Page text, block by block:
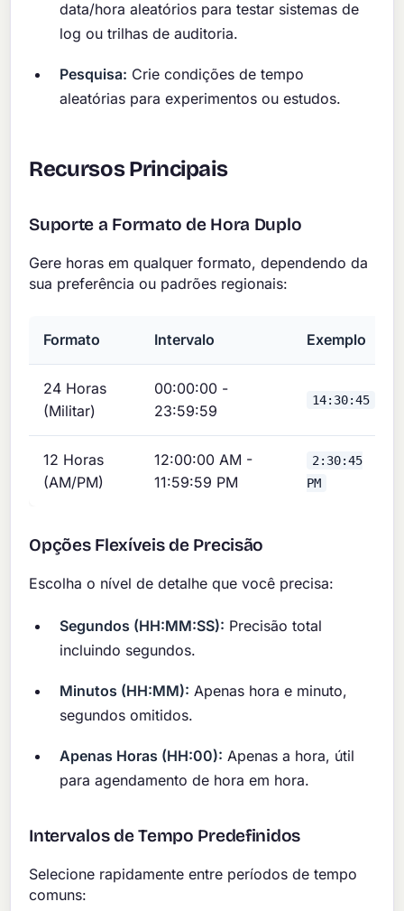
data/hora aleatórios para testar sistemas de
log ou trilhas de auditoria.
Pesquisa: Crie condições de tempo
aleatórias para experimentos ou estudos.
Recursos Principais
Suporte a Formato de Hora Duplo
Gere horas em qualquer formato, dependendo da
sua preferência ou padrões regionais:
Formato Intervalo Exemplo
24 Horas
(Militar)
00:00:00 -
23:59:59
14:30:45
12 Horas
(AM/PM)
12:00:00 AM -
11:59:59 PM
2:30:45
PM
Opções Flexíveis de Precisão
Escolha o nível de detalhe que você precisa:
Segundos (HH:MM:SS): Precisão total
incluindo segundos.
Minutos (HH:MM): Apenas hora e minuto,
segundos omitidos.
Apenas Horas (HH:00): Apenas a hora, útil
para agendamento de hora em hora.
Intervalos de Tempo Predefinidos
Selecione rapidamente entre períodos de tempo
comuns: